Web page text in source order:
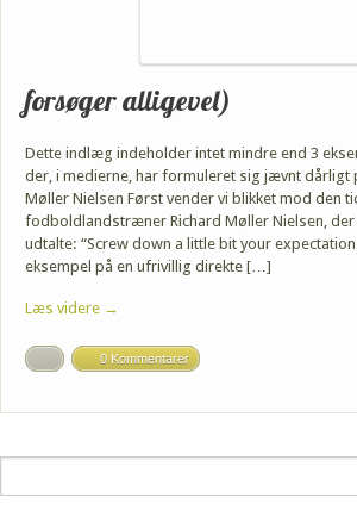
forsøger alligevel)
Dette indlæg indeholder intet mindre end 3
der, i medierne, har formuleret sig jævnt
Møller Nielsen Først vender vi blikket mod den
fodboldlandstræner Richard Møller Nielsen,
udtalte: “Screw down a little bit your
eksempel på en ufrivillig direkte […]
Læs videre →
0 Kommentarer